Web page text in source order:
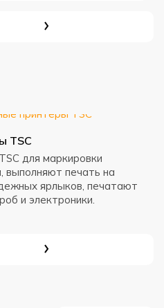
TSC
для маркировки
выполняют печать на
ярлыков, печатают
и электроники.